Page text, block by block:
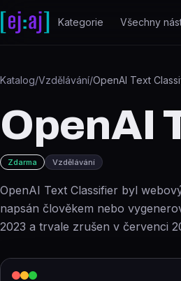
Přeskočit na obsah
Kategorie Všechny
Katalog/Vzdělávání/OpenAI Text
OpenAI
Zdarma Vzdělávání
OpenAI Text Classifier byl
napsán člověkem nebo
2023 a trvale zrušen v červenci